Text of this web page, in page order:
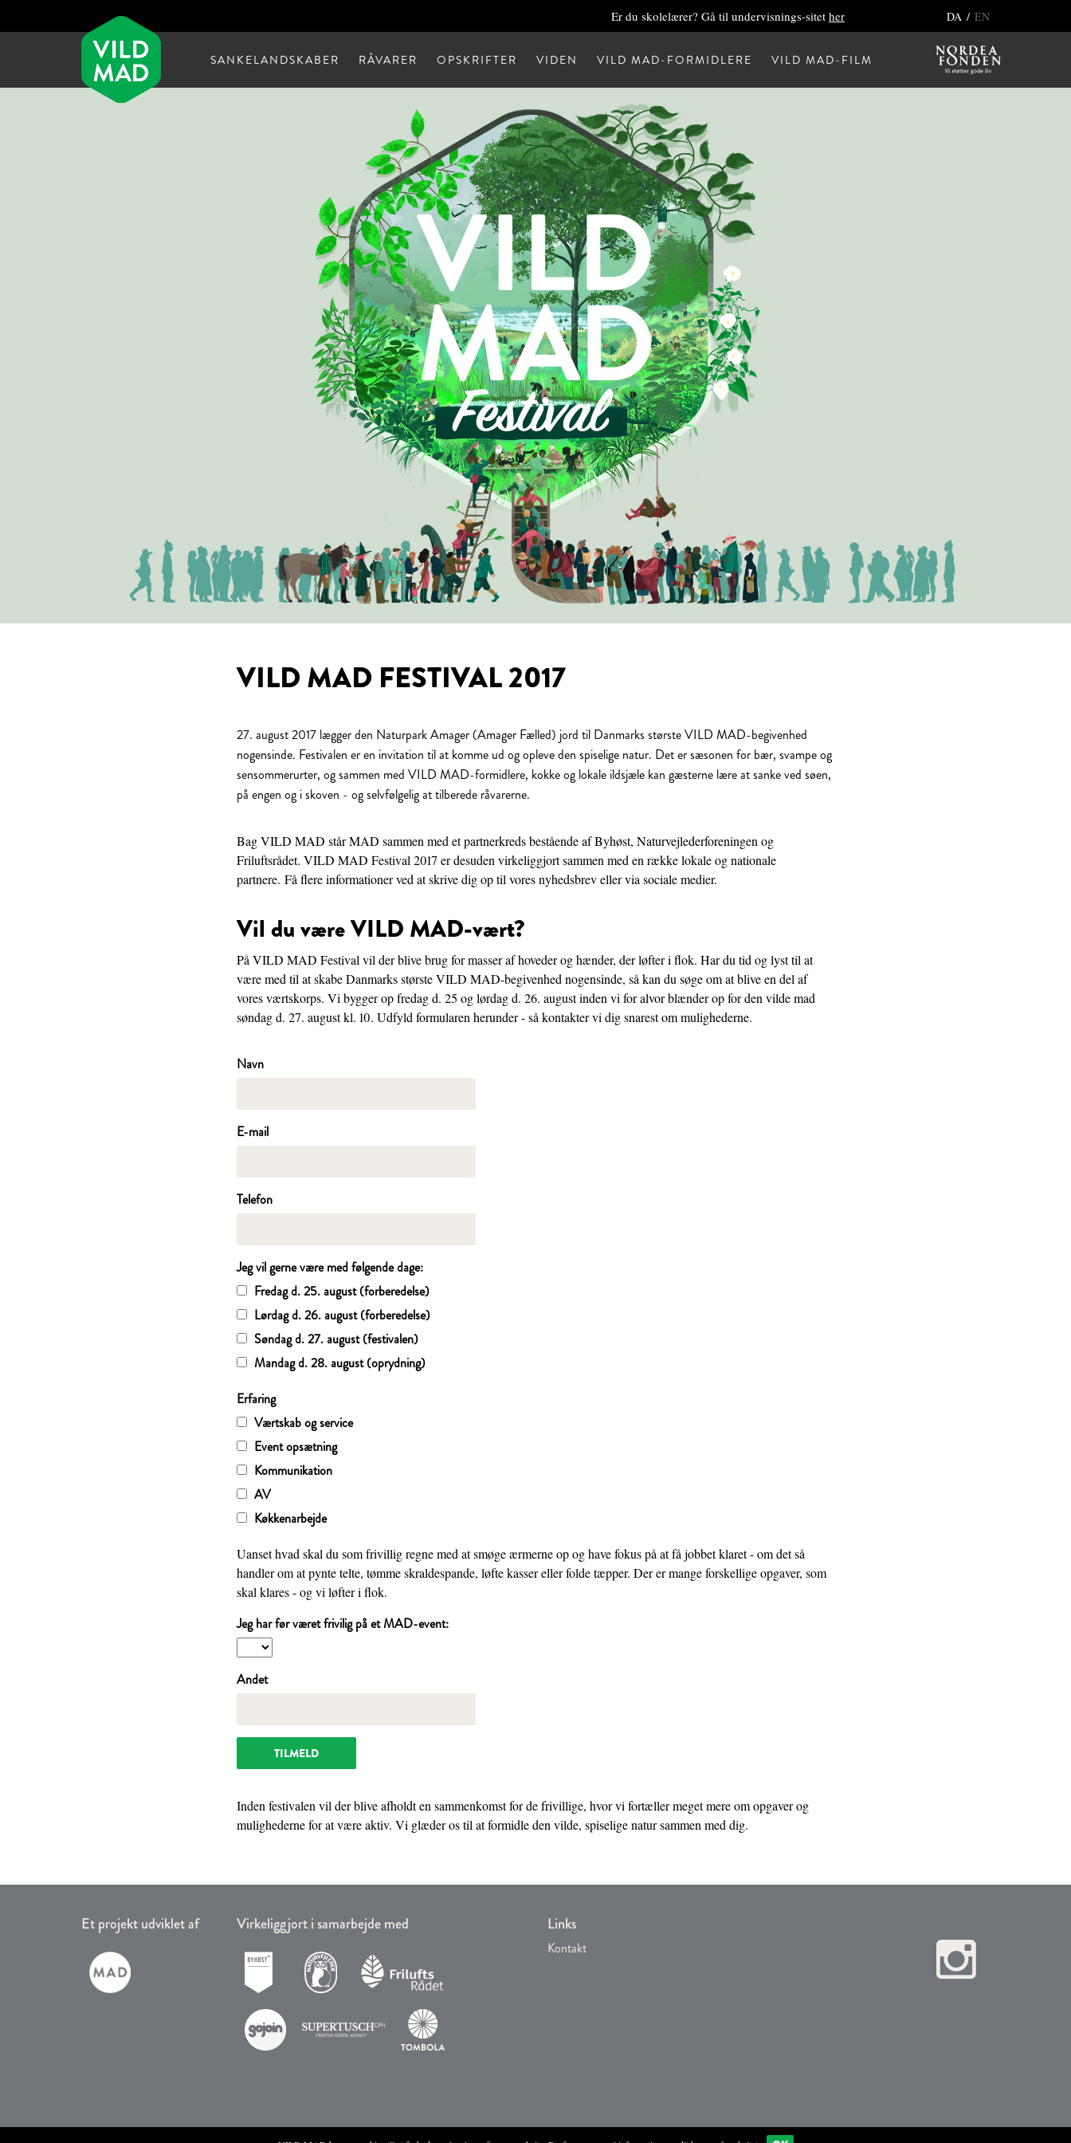
DA / EN
Er du skolelærer? Gå til undervisnings-sitet her
SANKELANDSKABER RÅVARER OPSKRIFTER VIDEN VILD MAD-FORMIDLERE VILD MAD-FILM
VILD MAD FESTIVAL 2017
27. august 2017 lægger den Naturpark Amager (Amager Fælled) jord til Danmarks største VILD MAD-begivenhed
nogensinde. Festivalen er en invitation til at komme ud og opleve den spiselige natur. Det er sæsonen for bær, svampe og
sensommerurter, og sammen med VILD MAD-formidlere, kokke og lokale ildsjæle kan gæsterne lære at sanke ved søen,
på engen og i skoven - og selvfølgelig at tilberede råvarerne.
Bag VILD MAD står MAD sammen med et partnerkreds bestående af Byhøst, Naturvejlederforeningen og
Friluftsrådet. VILD MAD Festival 2017 er desuden virkeliggjort sammen med en række lokale og nationale
partnere. Få flere informationer ved at skrive dig op til vores nyhedsbrev eller via sociale medier.
Vil du være VILD MAD-vært?
På VILD MAD Festival vil der blive brug for masser af hoveder og hænder, der løfter i flok. Har du tid og lyst til at
være med til at skabe Danmarks største VILD MAD-begivenhed nogensinde, så kan du søge om at blive en del af
vores værtskorps. Vi bygger op fredag d. 25 og lørdag d. 26. august inden vi for alvor blænder op for den vilde mad
søndag d. 27. august kl. 10. Udfyld formularen herunder - så kontakter vi dig snarest om mulighederne.
Navn
E-mail
Telefon
Jeg vil gerne være med følgende dage:
Fredag d. 25. august (forberedelse)
Lørdag d. 26. august (forberedelse)
Søndag d. 27. august (festivalen)
Mandag d. 28. august (oprydning)
Erfaring
Værtskab og service
Event opsætning
Kommunikation
AV
Køkkenarbejde
Uanset hvad skal du som frivillig regne med at smøge ærmerne op og have fokus på at få jobbet klaret - om det så
handler om at pynte telte, tømme skraldespande, løfte kasser eller folde tæpper. Der er mange forskellige opgaver, som
skal klares - og vi løfter i flok.
Jeg har før været frivilig på et MAD-event:
Andet
TILMELD
Inden festivalen vil der blive afholdt en sammenkomst for de frivillige, hvor vi fortæller meget mere om opgaver og
mulighederne for at være aktiv. Vi glæder os til at formidle den vilde, spiselige natur sammen med dig.
Et projekt udviklet af Virkeliggjort i samarbejde med Links
Kontakt